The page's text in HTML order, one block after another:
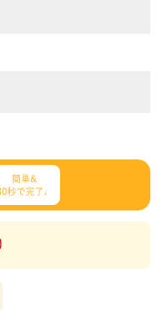
簡単&
秒で完了♩